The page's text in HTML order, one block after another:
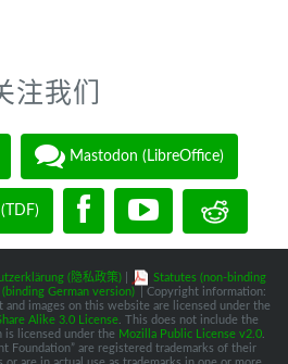
注我们
Mastodon (LibreOffice)
(隐私政策)|
Statutes (non-binding
(binding German version)
| Copyright information:
images on this website are licensed under the
Alike 3.0 License . This does not include the
is licensed under the Mozilla Public License v2.0
Foundation” are registered trademarks of their